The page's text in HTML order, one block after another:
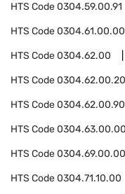
HTS Code0304.59.00.91
HTS Code0304.61.00.00
HTS Code0304.62.00
HTS Code0304.62.00.20
HTS Code0304.62.00.90
HTS Code0304.63.00.00
HTS Code0304.69.00.00
HTS Code0304.71.10.00